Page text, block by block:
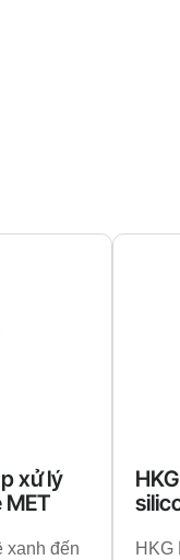
xử lý
xanh đến
HKG